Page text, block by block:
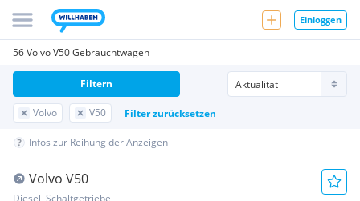
Einloggen
56 Volvo V50 Gebrauchtwagen
Volvo V50 Filter zurücksetzen
Filtern
Infos zur Reihung der Anzeigen
Volvo V50
Diesel, Schaltgetriebe